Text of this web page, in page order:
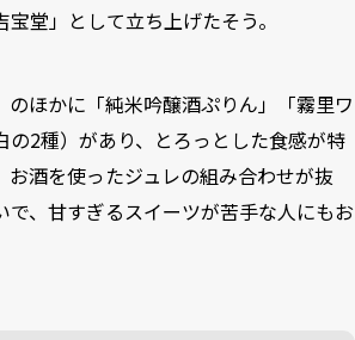
堂」として立ち上げたそう。
のほかに「純米吟醸酒ぷりん」「霧里ワ
の2種）があり、とろっとした食感が特
お酒を使ったジュレの組み合わせが抜
で、甘すぎるスイーツが苦手な人にもお